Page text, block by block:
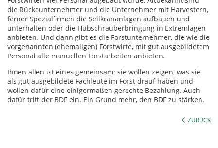
die Rückeunternehmer und die Unternehmer mit Harvestern,
ferner Spezialfirmen die Seilkrananlagen aufbauen und
unterhalten oder die Hubschrauberbringung in Extremlagen
anbieten. Und dann gibt es die Forstunternehmer, die wie die
vorgenannten (ehemaligen) Forstwirte, mit gut ausgebildetem
Personal alle manuellen Forstarbeiten anbieten.
Ihnen allen ist eines gemeinsam: sie wollen zeigen, was sie
als gut ausgebildete Fachleute im Forst drauf haben und
wollen dafür eine einigermaßen gerechte Bezahlung. Auch
dafür tritt der BDF ein. Ein Grund mehr, den BDF zu stärken.
ZURÜCK